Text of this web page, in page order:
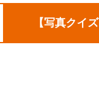
【写真クイ